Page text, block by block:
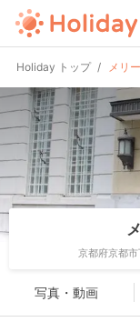
Holiday トップ メリ
京都府京都
写真・動画